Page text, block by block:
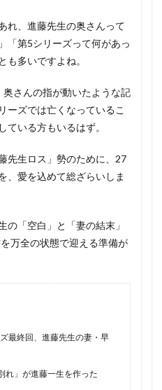
れ、進藤先生の奥さんって
「第5シリーズって何があっ
も多いですよね。
さんの指が動いたような記
ーズでは亡くなっているこ
ている方もいるはず。
先生ロス」勢のために、27
、愛を込めて総ざらいしま
の「空白」と「妻の結末」
万全の状態で迎える準備が
最終回、進藤先生の妻・早
れ」が進藤一生を作った